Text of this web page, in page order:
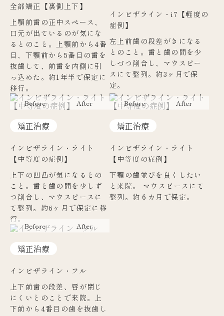
全部矯正【裏側上下】
上顎前歯の正中スペース、
口元が出ているのが気にな
るとのこと。上顎前から4番
目、下顎前から5番目の歯を
抜歯して、前歯を内側に引
っ込めた。約1年半で保定に
移行。
インビザライン・i7【軽度の
症例】
左上前歯の段差がきになる
とのこと。歯と歯の間を少
しづつ削合し、マウスピー
スにて整列。約3ヶ月で保
定。
矯正治療
インビザライン・ライト
【中等度の症例】
上下の凹凸が気になるとの
こと。歯と歯の間を少しず
つ削合し、マウスピースに
て整列。約6ヶ月で保定に移
行。
矯正治療
インビザライン・ライト
【中等度の症例】
下顎の歯並びを良くしたい
と来院。 マウスピースにて
整列。約６カ月で保定。
矯正治療
インビザライン・フル
上下前歯の段差、唇が閉じ
にくいとのことで来院。上
下前から4番目の歯を抜歯し